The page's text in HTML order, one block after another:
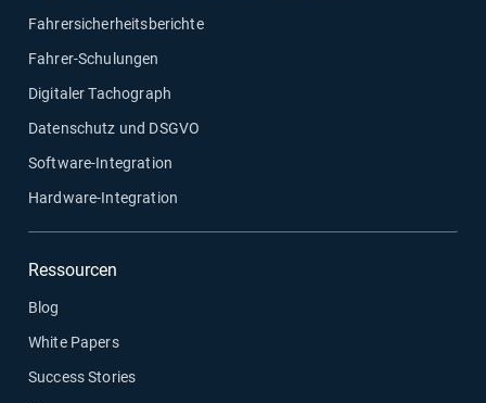
Fahrersicherheitsberichte
Fahrer-Schulungen
Digitaler Tachograph
Datenschutz und DSGVO
Software-Integration
Hardware-Integration
Ressourcen
Blog
White Papers
Success Stories